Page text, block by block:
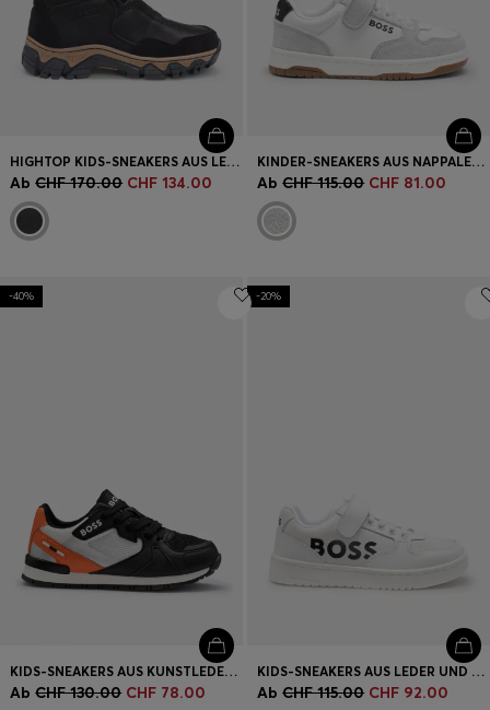
HIGHTOP KIDS-SNEAKERS AUS LEDER UND CANVAS
Ab CHF 170.00 CHF 134.00
KINDER-SNEAKERS AUS NAPPALEDER UND CANVAS MIT LOGO
Ab CHF 115.00 CHF 81.00
-40%
KIDS-SNEAKERS AUS KUNSTLEDER UND MESH
Ab CHF 130.00 CHF 78.00
-20%
KIDS-SNEAKERS AUS LEDER UND GEWEBE
Ab CHF 115.00 CHF 92.00